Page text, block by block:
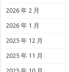
2026 年 2 月
2026 年 1 月
2025 年 12 月
2025 年 11 月